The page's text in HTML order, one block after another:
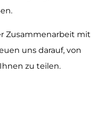
Zusammenarbeit mit
uns darauf, von
zu teilen.